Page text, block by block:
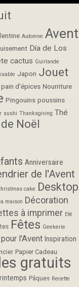
Automne Avent
Día de Los
cactus Guirlande
Japon Jouet
d'épices Nourriture
Pingouins poussins
sushi Thanksgiving Thé
Noël
Anniversaire
de l'Avent
cake Desktop
maison Décoration
à imprimer Eté
Fêtes Geekerie
l'Avent Inspiration
Papier Cadeau
gratuits
Pâques Recette